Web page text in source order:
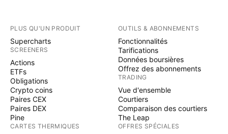
PLUS QU'UN PRODUIT
Supercharts
SCREENERS
Actions
ETFs
Obligations
Crypto coins
Paires CEX
Paires DEX
Pine
CARTES THERMIQUES
OUTILS & ABONNEMENTS
Fonctionnalités
Tarifications
Données boursières
Offrez des abonnements
TRADING
Vue d'ensemble
Courtiers
Comparaison des courtiers
The Leap
OFFRES SPÉCIALES